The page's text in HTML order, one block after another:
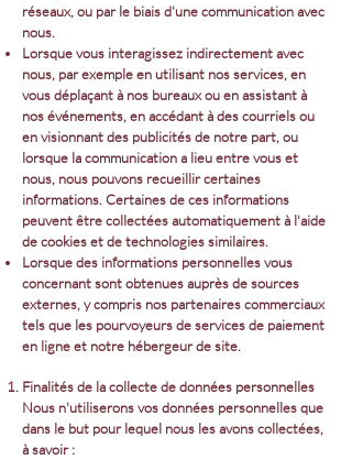
réseaux, ou par le biais d'une communication avec
nous.
Lorsque vous interagissez indirectement avec
nous, par exemple en utilisant nos services, en
vous déplaçant à nos bureaux ou en assistant à
nos événements, en accédant à des courriels ou
en visionnant des publicités de notre part, ou
lorsque la communication a lieu entre vous et
nous, nous pouvons recueillir certaines
informations. Certaines de ces informations
peuvent être collectées automatiquement à l'aide
de cookies et de technologies similaires.
Lorsque des informations personnelles vous
concernant sont obtenues auprès de sources
externes, y compris nos partenaires commerciaux
tels que les pourvoyeurs de services de paiement
en ligne et notre hébergeur de site.
Finalités de la collecte de données personnelles
Nous n'utiliserons vos données personnelles que
dans le but pour lequel nous les avons collectées,
à savoir :